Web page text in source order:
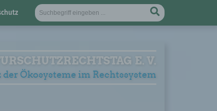
E. V.
der Ökosysteme im Rechtssystem